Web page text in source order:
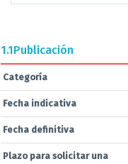
1.1Publicación
Categoría
Fecha indicativa
Fecha definitiva
Plazo para solicitar una